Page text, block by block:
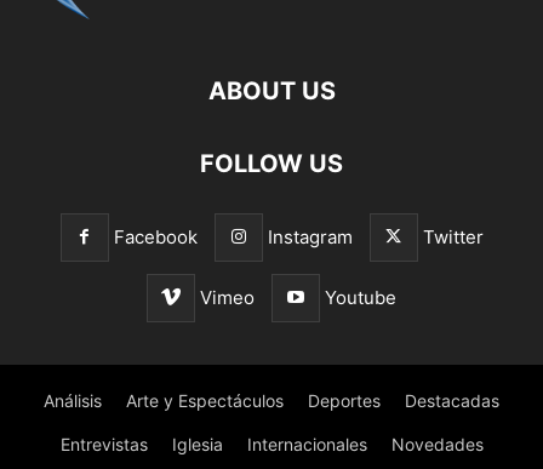
ABOUT US
FOLLOW US
Facebook Instagram Twitter
Vimeo Youtube
Análisis Arte y Espectáculos Deportes Destacadas
Entrevistas Iglesia Internacionales Novedades